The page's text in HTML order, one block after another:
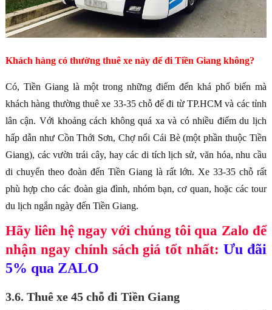
Khách hàng có thường thuê xe này để đi Tiền Giang không?
Có, Tiền Giang là một trong những điểm đến khá phổ biến mà
khách hàng thường thuê xe 33-35 chỗ để đi từ TP.HCM và các tỉnh
lân cận. Với khoảng cách không quá xa và có nhiều điểm du lịch
hấp dẫn như Cồn Thới Sơn, Chợ nổi Cái Bè (một phần thuộc Tiền
Giang), các vườn trái cây, hay các di tích lịch sử, văn hóa, nhu cầu
di chuyển theo đoàn đến Tiền Giang là rất lớn. Xe 33-35 chỗ rất
phù hợp cho các đoàn gia đình, nhóm bạn, cơ quan, hoặc các tour
du lịch ngắn ngày đến Tiền Giang.
Hãy liên hệ ngay với chúng tôi qua Zalo để
nhận ngay chính sách giá tốt nhất:Ưu đãi
5% qua ZALO
3.6. Thuê xe 45 chỗ đi Tiền Giang